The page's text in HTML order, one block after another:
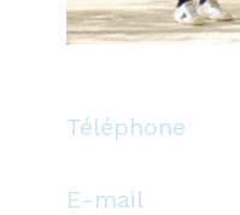
Téléphone
E-mail